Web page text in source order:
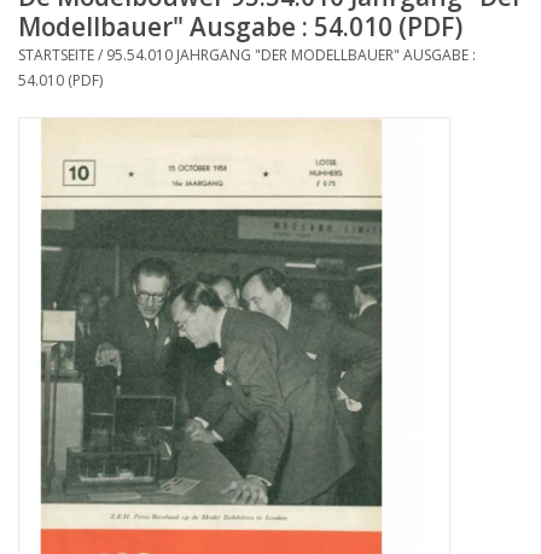
Holzbau
Landschaft
Dokumentation
Zeitschriften
Neue Zeichnungen
NEUE ZEITSCHRIFTEN
ABONNEMENT DER
MODELLBAUER
Modellbauer" Ausgabe : 54.010 (PDF)
STARTSEITE/ 95.54.010 JAHRGANG "DER MODELLBAUER" AUSGABE :
54.010 (PDF)